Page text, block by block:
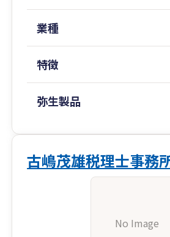
業種
特徴
弥生製品
古嶋茂雄税理士事務
No Image